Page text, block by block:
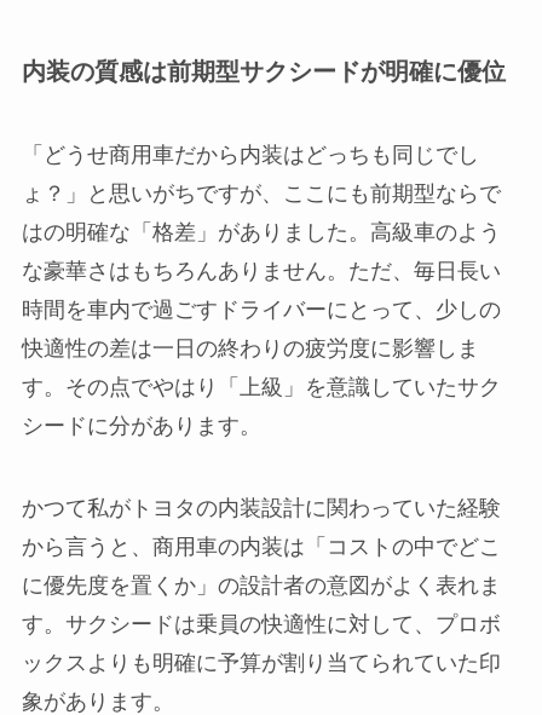
内装の質感は前期型サクシードが明確に優位
「どうせ商用車だから内装はどっちも同じでし
ょ？」と思いがちですが、ここにも前期型ならで
はの明確な「格差」がありました。高級車のよう
な豪華さはもちろんありません。ただ、毎日長い
時間を車内で過ごすドライバーにとって、少しの
快適性の差は一日の終わりの疲労度に影響しま
す。その点でやはり「上級」を意識していたサク
シードに分があります。
かつて私がトヨタの内装設計に関わっていた経験
から言うと、商用車の内装は「コストの中でどこ
に優先度を置くか」の設計者の意図がよく表れま
す。サクシードは乗員の快適性に対して、プロボ
ックスよりも明確に予算が割り当てられていた印
象があります。